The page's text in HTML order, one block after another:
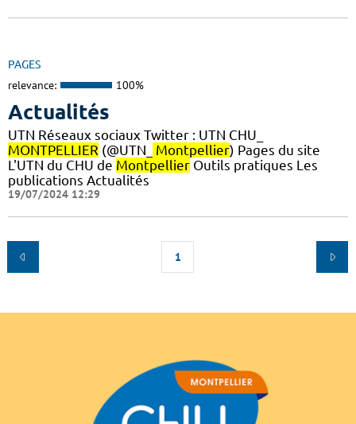
PAGES
relevance: 100%
Actualités
UTN Réseaux sociaux Twitter : UTN CHU_
MONTPELLIER (@UTN_ Montpellier) Pages du site
L'UTN du CHU de Montpellier Outils pratiques Les
publications Actualités
19/07/2024 12:29
1